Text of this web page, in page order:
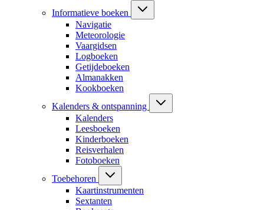
Informatieve boeken
Navigatie
Meteorologie
Vaargidsen
Logboeken
Getijdeboeken
Almanakken
Kookboeken
Kalenders & ontspanning
Kalenders
Leesboeken
Kinderboeken
Reisverhalen
Fotoboeken
Toebehoren
Kaartinstrumenten
Sextanten